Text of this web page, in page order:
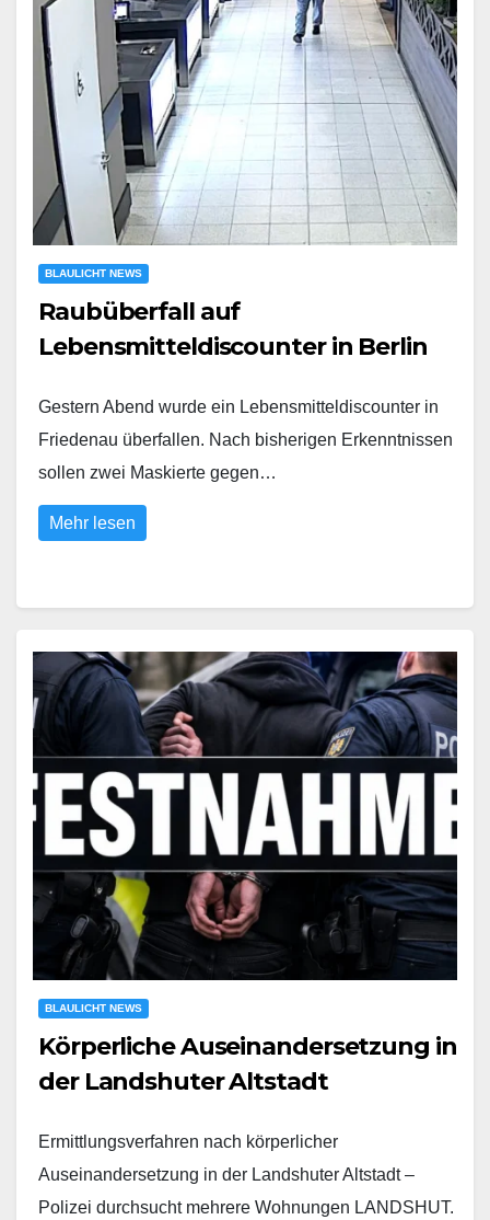
BLAULICHT NEWS
Raubüberfall auf
Lebensmitteldiscounter in Berlin
Gestern Abend wurde ein Lebensmitteldiscounter in
Friedenau überfallen. Nach bisherigen Erkenntnissen
sollen zwei Maskierte gegen…
Mehr lesen
BLAULICHT NEWS
Körperliche Auseinandersetzung in
der Landshuter Altstadt
Ermittlungsverfahren nach körperlicher
Auseinandersetzung in der Landshuter Altstadt –
Polizei durchsucht mehrere Wohnungen LANDSHUT.